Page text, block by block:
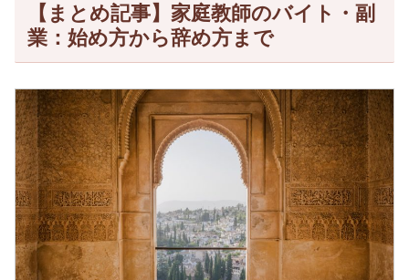
【まとめ記事】家庭教師のバイト・副
業：始め方から辞め方まで